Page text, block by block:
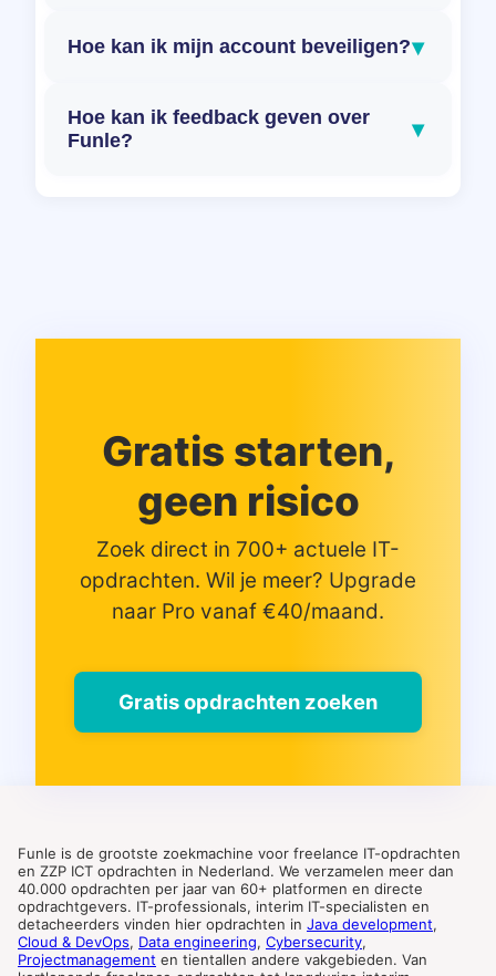
Hoe kan ik mijn account beveiligen?▾
Hoe kan ik feedback geven over
Funle?
▾
Gratis starten,
geen risico
Zoek direct in 700+ actuele IT-
opdrachten. Wil je meer? Upgrade
naar Pro vanaf €40/maand.
Gratis opdrachten zoeken
Funle is de grootste zoekmachine voor freelance IT-opdrachten
en ZZP ICT opdrachten in Nederland. We verzamelen meer dan
40.000 opdrachten per jaar van 60+ platformen en directe
opdrachtgevers. IT-professionals, interim IT-specialisten en
detacheerders vinden hier opdrachten in Java development,
Cloud & DevOps, Data engineering, Cybersecurity,
Projectmanagement en tientallen andere vakgebieden. Van